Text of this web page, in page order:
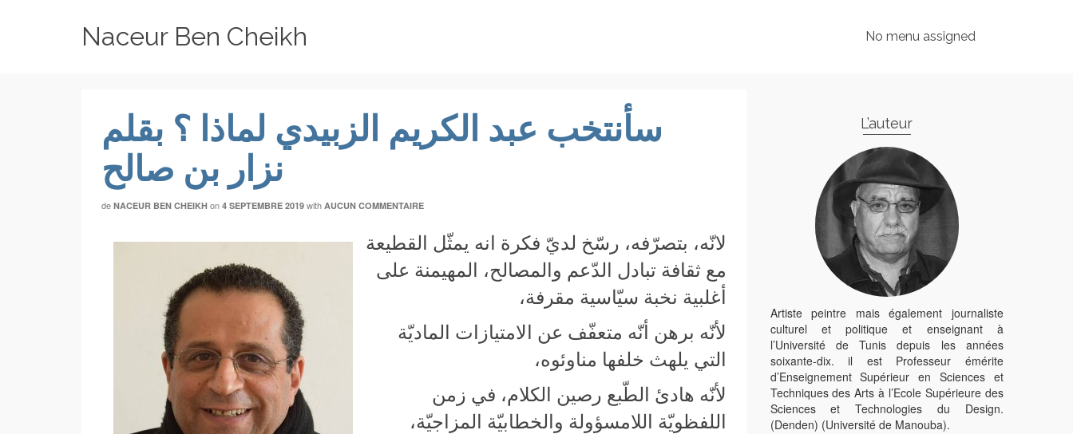
Naceur Ben Cheikh No menu assigned
سأنتخب عبد الكريم الزبيدي لماذا ؟ بقلم
نزار بن صالح
de NACEUR BEN CHEIKH on 4 SEPTEMBRE 2019 with AUCUN COMMENTAIRE
لانّه، بتصرّفه، رسّخ لديّ فكرة انه يمثّل القطيعة
مع ثقافة تبادل الدّعم والمصالح، المهيمنة على
أغلبية نخبة سيّاسية مقرفة،
لأنّه برهن أنّه متعفّف عن الامتيازات الماديّة
التي يلهث خلفها مناوئوه،
لأنّه هادئ الطّبع رصين الكلام، في زمن
اللفظويّة اللامسؤولة والخطابيّة المزاجيّة،
L’auteur
Artiste peintre mais également journaliste
culturel et politique et enseignant à
l’Université de Tunis depuis les années
soixante-dix. il est Professeur émérite
d’Enseignement Supérieur en Sciences et
Techniques des Arts à l’Ecole Supérieure des
Sciences et Technologies du Design.
(Denden) (Université de Manouba).